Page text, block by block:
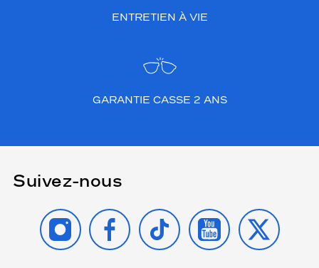
ENTRETIEN À VIE
GARANTIE CASSE 2 ANS
Suivez-nous
INSTAGRAMFACEBOOK
TIKTOK YOUTUBE
X